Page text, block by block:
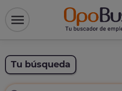
Tu búsqueda